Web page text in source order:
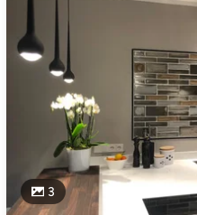
1.1 Name und Sitz der
Standort bei Google 1.2
1.3 Rechtsform Gesellschaft mit
0049 (0) 4489 40494 - 20
Amtsgericht
gemäß § 27a
Herr Michael Möhle
3